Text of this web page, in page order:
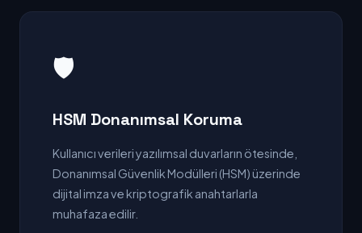
🛡️
HSM Donanımsal Koruma
Kullanıcı verileri yazılımsal duvarların ötesinde,
Donanımsal Güvenlik Modülleri (HSM) üzerinde
dijital imza ve kriptografik anahtarlarla
muhafaza edilir.